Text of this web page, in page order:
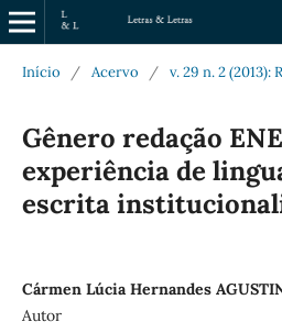
Início / Acervo / v. 29 n. 2 (2013):
Gênero redação
experiência de
escrita
Cármen Lúcia Hernandes
Autor